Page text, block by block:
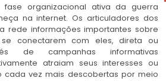
fase organizacional ativa da guerra
na internet. Os articuladores dos
rede informações importantes sobre
conectarem com eles, direta ou
de campanhas informativas
atraiam seus interesses ou
cada vez mais descobertas por meio